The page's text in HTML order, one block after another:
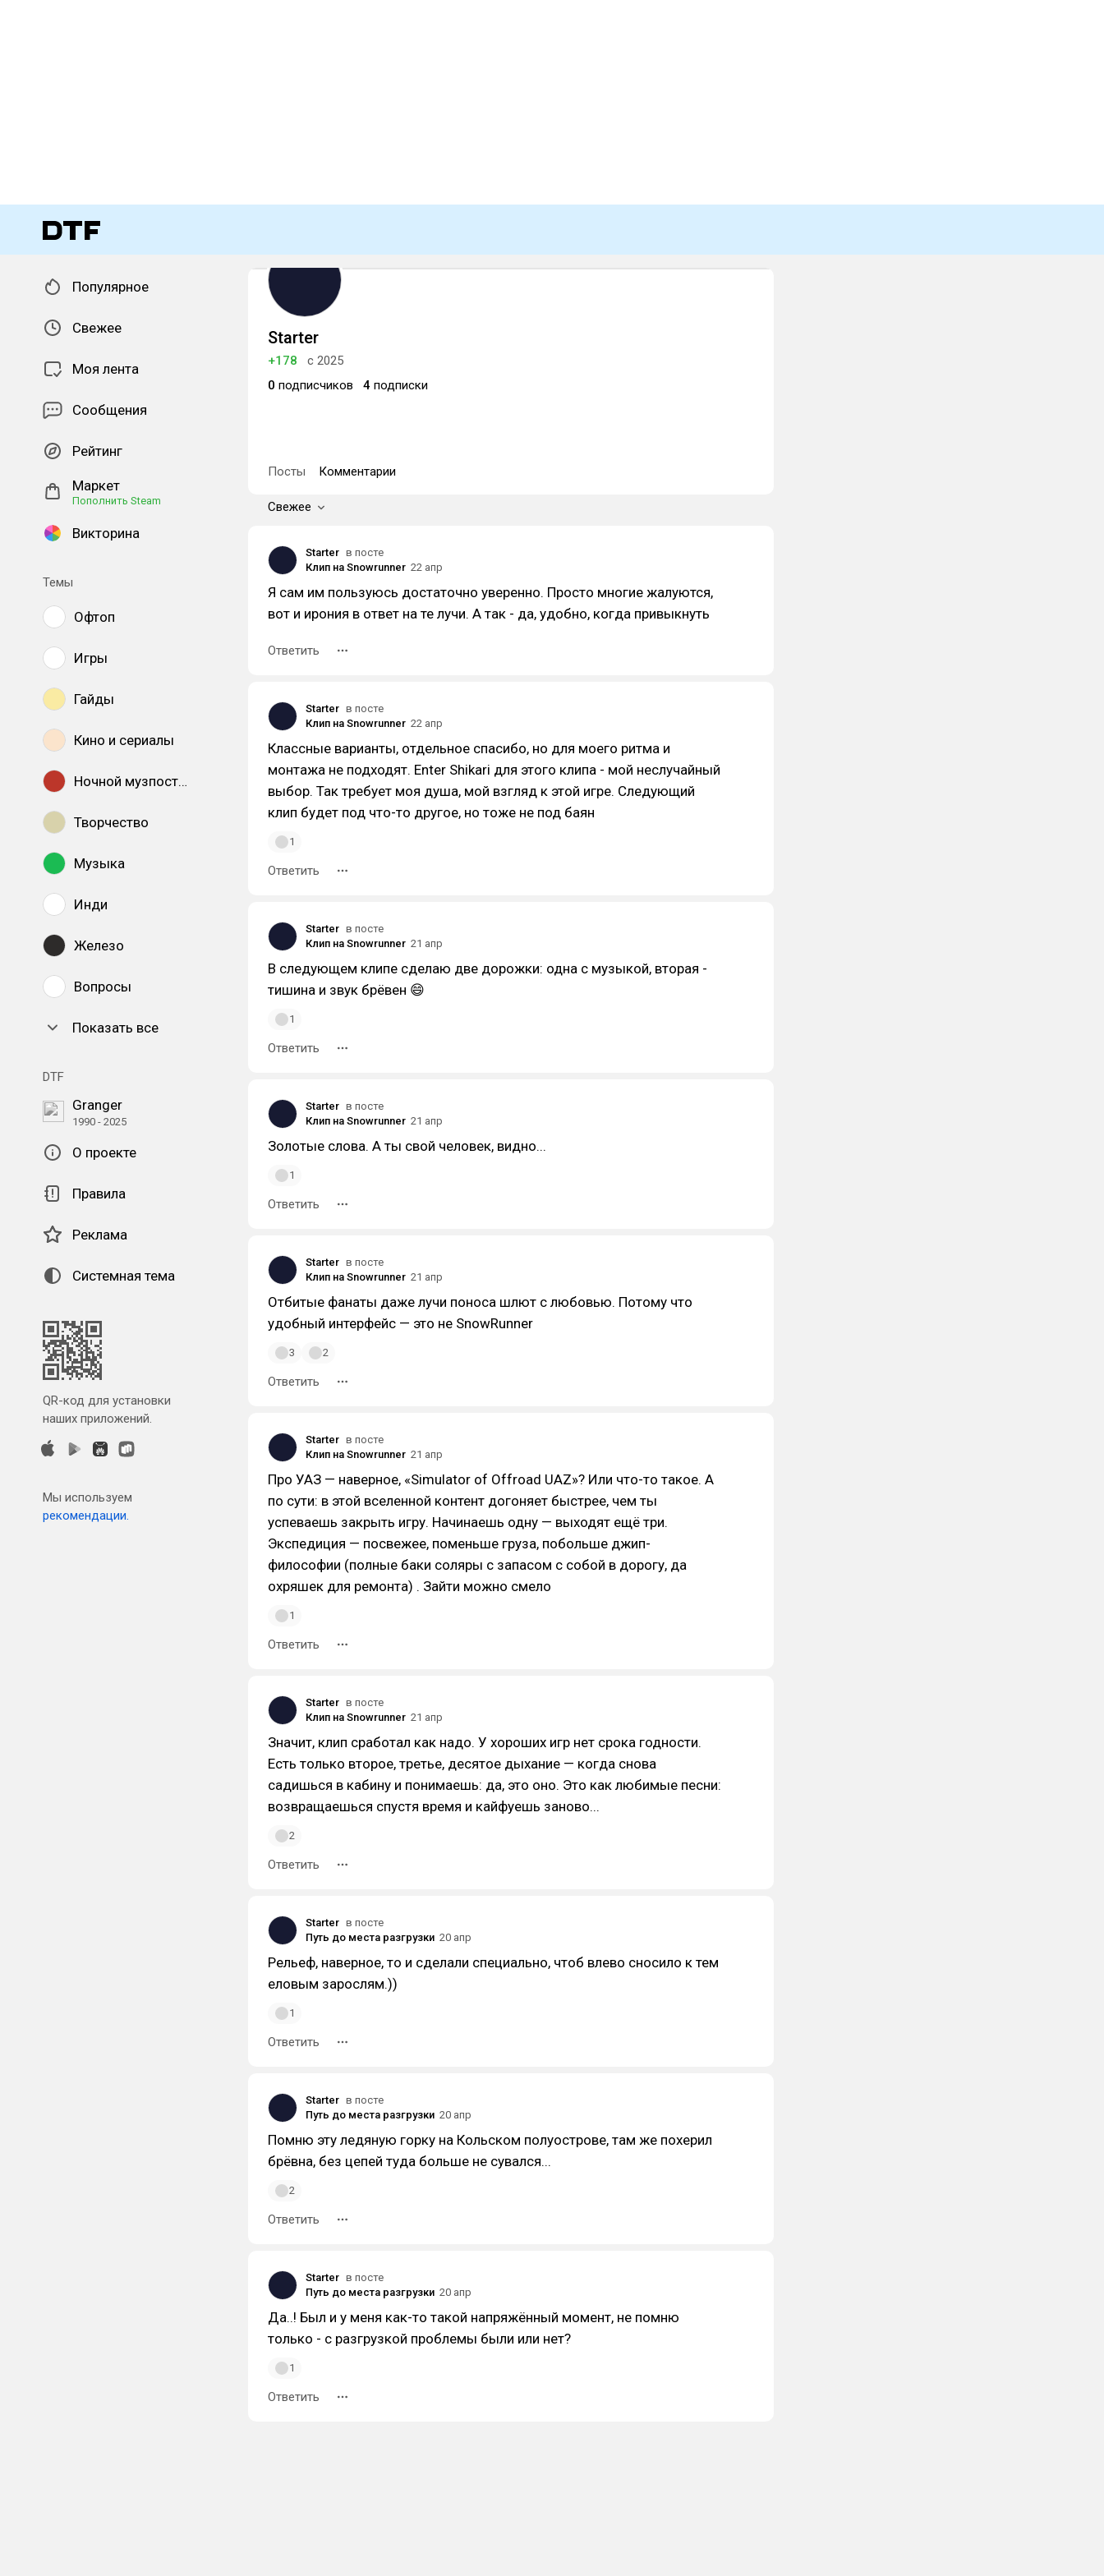
Популярное
Свежее
Моя лента
Сообщения
Рейтинг
Маркет
Пополнить Steam
Викторина
Темы
Офтоп
Игры
Гайды
Кино и сериалы
Ночной музпостинг
Творчество
Музыка
Инди
Железо
Вопросы
Показать все
DTF
Granger
1990 - 2025
О проекте
Правила
Реклама
Системная тема
QR-код для установки
наших приложений.
Мы используем
рекомендации.
Starter
+178
с 2025
0 подписчиков 4 подписки
Посты Комментарии
Свежее
Starter в посте
Клип на Snowrunner 22 апр
Я сам им пользуюсь достаточно уверенно. Просто многие жалуются,
вот и ирония в ответ на те лучи. А так - да, удобно, когда привыкнуть
Ответить
Starter в посте
Клип на Snowrunner 22 апр
Классные варианты, отдельное спасибо, но для моего ритма и
монтажа не подходят. Enter Shikari для этого клипа - мой неслучайный
выбор. Так требует моя душа, мой взгляд к этой игре. Следующий
клип будет под что-то другое, но тоже не под баян
1
Ответить
Starter в посте
Клип на Snowrunner 21 апр
В следующем клипе сделаю две дорожки: одна с музыкой, вторая -
тишина и звук брëвен 😄
1
Ответить
Starter в посте
Клип на Snowrunner 21 апр
Золотые слова. А ты свой человек, видно...
1
Ответить
Starter в посте
Клип на Snowrunner 21 апр
Отбитые фанаты даже лучи поноса шлют с любовью. Потому что
удобный интерфейс — это не SnowRunner
3 2
Ответить
Starter в посте
Клип на Snowrunner 21 апр
Про УАЗ — наверное, «Simulator of Offroad UAZ»? Или что-то такое. А
по сути: в этой вселенной контент догоняет быстрее, чем ты
успеваешь закрыть игру. Начинаешь одну — выходят ещё три.
Экспедиция — посвежее, поменьше груза, побольше джип-
философии (полные баки соляры с запасом с собой в дорогу, да
охряшек для ремонта) . Зайти можно смело
1
Ответить
Starter в посте
Клип на Snowrunner 21 апр
Значит, клип сработал как надо. У хороших игр нет срока годности.
Есть только второе, третье, десятое дыхание — когда снова
садишься в кабину и понимаешь: да, это оно. Это как любимые песни:
возвращаешься спустя время и кайфуешь заново...
2
Ответить
Starter в посте
Путь до места разгрузки 20 апр
Рельеф, наверное, то и сделали специально, чтоб влево сносило к тем
еловым зарослям.))
1
Ответить
Starter в посте
Путь до места разгрузки 20 апр
Помню эту ледяную горку на Кольском полуострове, там же похерил
брëвна, без цепей туда больше не сувался...
2
Ответить
Starter в посте
Путь до места разгрузки 20 апр
Да..! Был и у меня как-то такой напряжëнный момент, не помню
только - с разгрузкой проблемы были или нет?
1
Ответить